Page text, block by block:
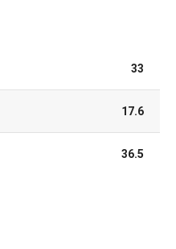
33
17.6
36.5